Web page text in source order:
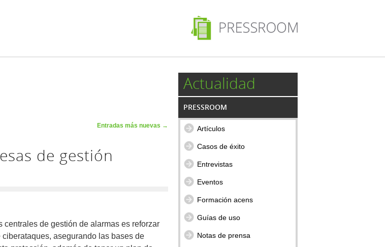
Entradas más nuevas →
de gestión
centrales de gestión de alarmas es reforzar
asegurando las bases de
Actualidad
PRESSROOM
Artículos
Casos de éxito
Entrevistas
Eventos
Formación acens
Guías de uso
Notas de prensa